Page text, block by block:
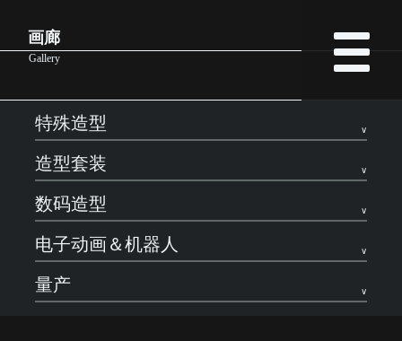
画廊
Gallery
特殊造型
造型套装
数码造型
电子动画＆机器人
量产